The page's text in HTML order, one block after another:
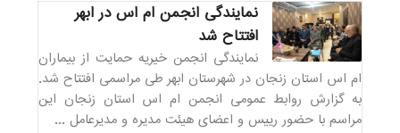
نمایندگی انجمن ام اس در ابهر
افتتاح شد
نمایندگی انجمن خیریه حمایت از بیماران
ام اس استان زنجان در شهرستان ابهر طی مراسمی افتتاح شد.
به گزارش روابط عمومی انجمن ام اس استان زنجان این
مراسم با حضور رییس و اعضای هیئت مدیره و مدیرعامل ...